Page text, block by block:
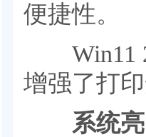
便捷性‌。
Win11
增强了打印
系统亮